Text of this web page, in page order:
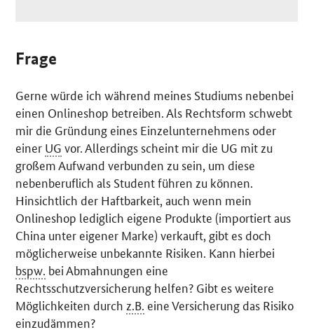
Frage
Gerne würde ich während meines Studiums nebenbei
einen Onlineshop betreiben. Als Rechtsform schwebt
mir die Gründung eines Einzelunternehmens oder
einer UG vor. Allerdings scheint mir die UG mit zu
großem Aufwand verbunden zu sein, um diese
nebenberuflich als Student führen zu können.
Hinsichtlich der Haftbarkeit, auch wenn mein
Onlineshop lediglich eigene Produkte (importiert aus
China unter eigener Marke) verkauft, gibt es doch
möglicherweise unbekannte Risiken. Kann hierbei
bspw. bei Abmahnungen eine
Rechtsschutzversicherung helfen? Gibt es weitere
Möglichkeiten durch z.B. eine Versicherung das Risiko
einzudämmen?